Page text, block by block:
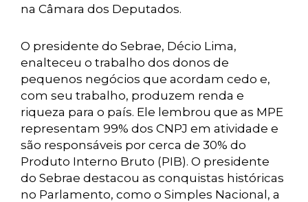
na Câmara dos Deputados.
O presidente do Sebrae, Décio Lima,
enalteceu o trabalho dos donos de
pequenos negócios que acordam cedo e,
com seu trabalho, produzem renda e
riqueza para o país. Ele lembrou que as MPE
representam 99% dos CNPJ em atividade e
são responsáveis por cerca de 30% do
Produto Interno Bruto (PIB). O presidente
do Sebrae destacou as conquistas históricas
no Parlamento, como o Simples Nacional, a